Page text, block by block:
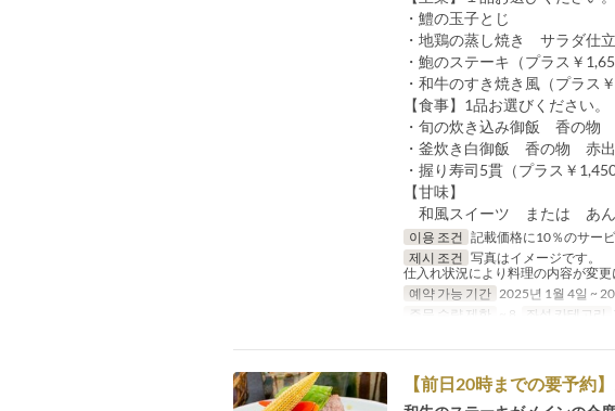
・鱧の玉子とじ
・地鶏の蒸し焼き サラダ仕
・鮑のステーキ（プラス￥
・和牛のすき焼き風（プラス￥
【食事】1品お選びください。
・旬の炊き込み御飯 香の物
・釜炊き白御飯 香の物 赤
・握り寿司5貫（プラス￥
【甘味】
和風スイーツ または あん
이용 조건 記載価格に10％のサー
제시 조건 写真はイメージです。
仕入れ状況により料理の内容が変更
예약 가능 기간 2025년 1월 4일 ~
주문 수량 제한
~ 8 좌석 카테고리
【前日20時までの要予約